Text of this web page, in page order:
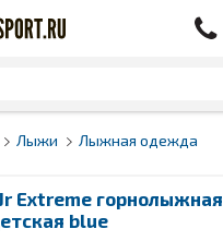
Лыжи Лыжная одежда
Extreme горнолыжная
blue